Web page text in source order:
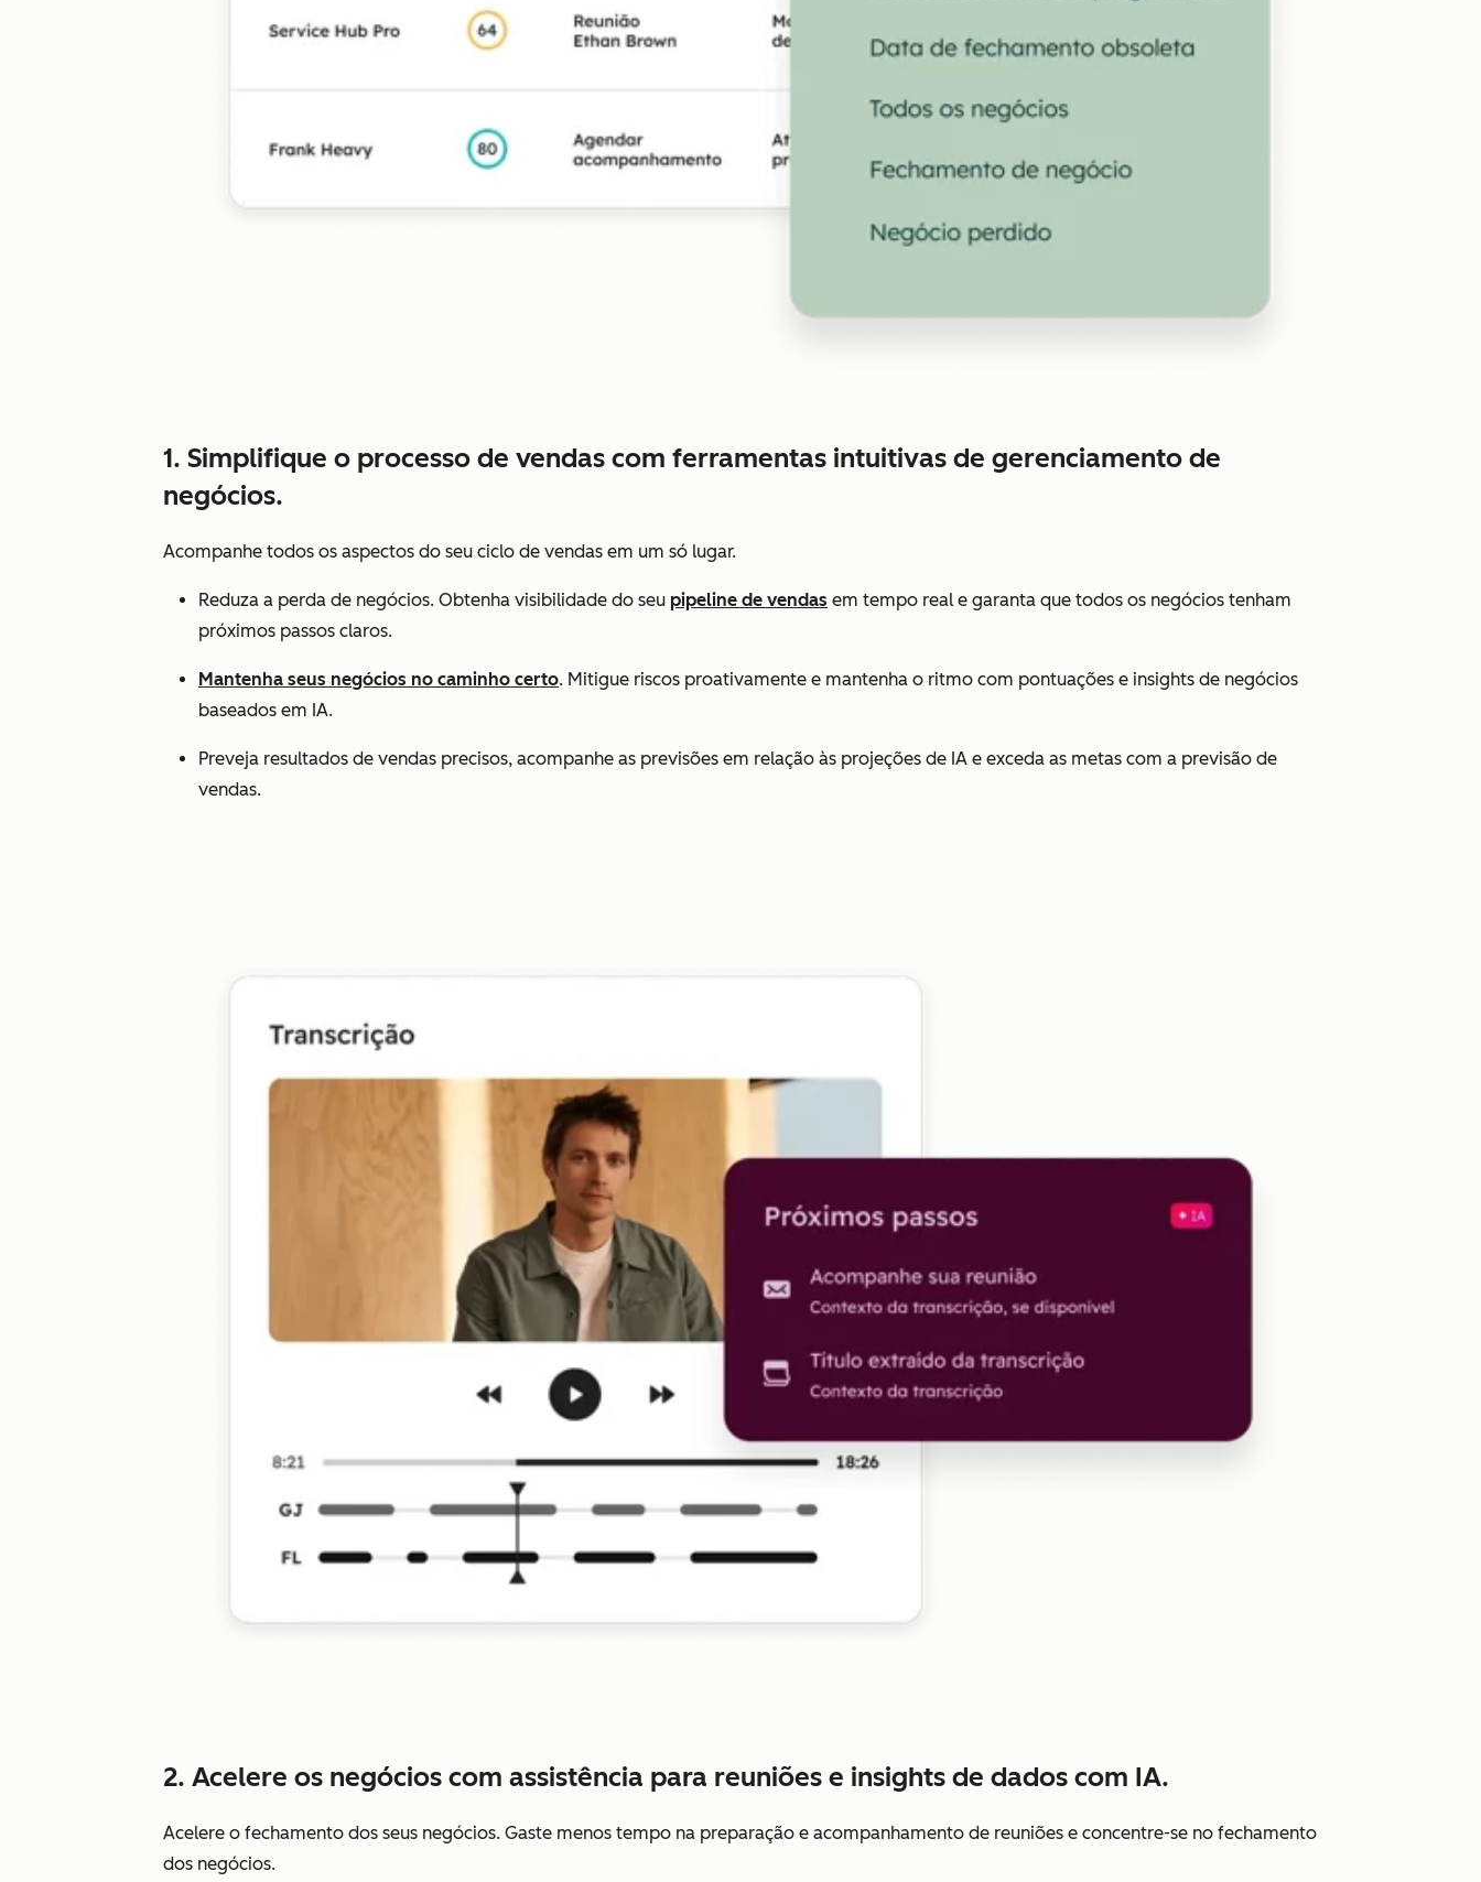
1. Simplifique o processo de vendas com ferramentas intuitivas de gerenciamento de
negócios.
Acompanhe todos os aspectos do seu ciclo de vendas em um só lugar.
Reduza a perda de negócios. Obtenha visibilidade do seu pipeline de vendas em tempo real e garanta que todos os negócios tenham
próximos passos claros.
Mantenha seus negócios no caminho certo. Mitigue riscos proativamente e mantenha o ritmo com pontuações e insights de negócios
baseados em IA.
Preveja resultados de vendas precisos, acompanhe as previsões em relação às projeções de IA e exceda as metas com a previsão de
vendas.
2. Acelere os negócios com assistência para reuniões e insights de dados com IA.
Acelere o fechamento dos seus negócios. Gaste menos tempo na preparação e acompanhamento de reuniões e concentre-se no fechamento
dos negócios.